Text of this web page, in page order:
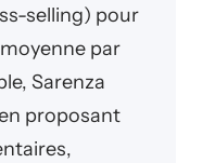
selling) pour
par
Sarenza
proposant